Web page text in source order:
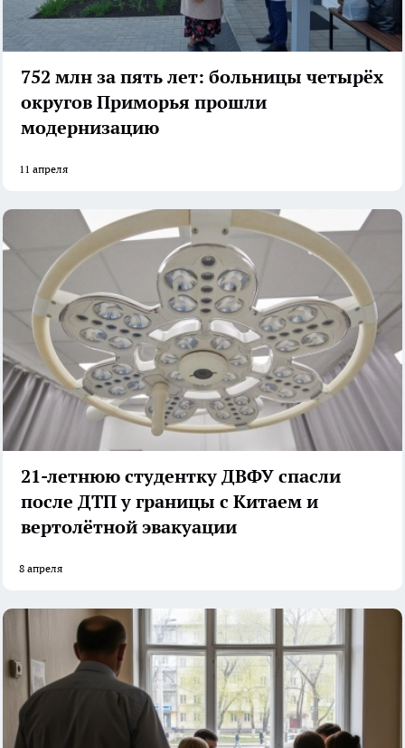
752 млн за пять лет: больницы четырёх
округов Приморья прошли
модернизацию
11 апреля
21-летнюю студентку ДВФУ спасли
после ДТП у границы с Китаем и
вертолётной эвакуации
8 апреля